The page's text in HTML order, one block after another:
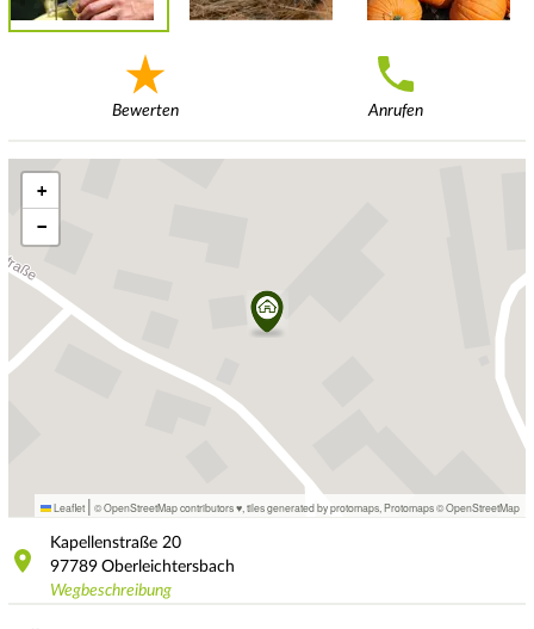
Bewerten Anrufen
+
−
Leaflet | © OpenStreetMap contributors ♥, tiles generated by protomaps Protomaps©OpenStreetMap
Kapellenstraße 20
97789 Oberleichtersbach
Wegbeschreibung